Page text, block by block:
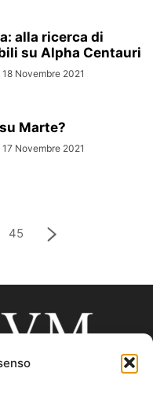
alla ricerca di
su Alpha Centauri
18 Novembre 2021
Marte?
17 Novembre 2021
45